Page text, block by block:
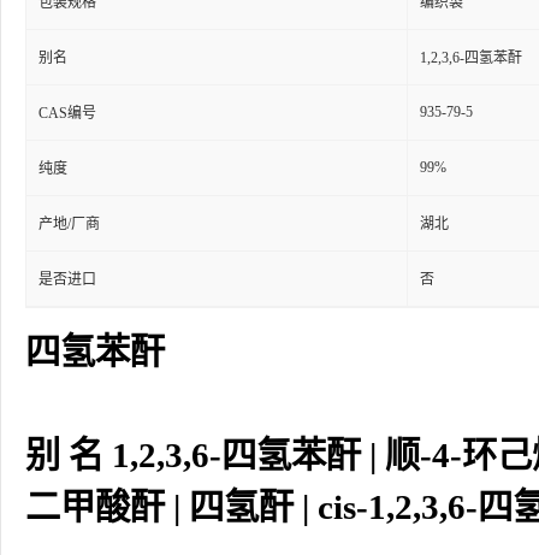
别名 1,2,3,6-四氢苯酐
CAS编号 935-79-5
纯度 99%
产地/厂商 湖北
是否进口 否
四氢苯酐
别 名 1,2,3,6-四氢苯酐 | 顺-4-环
二甲酸酐 | 四氢酐 | cis-1,2,3,6-四